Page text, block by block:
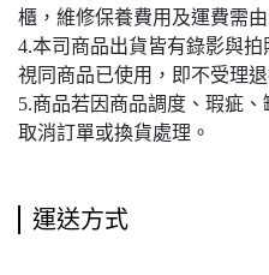
櫃，維修保養費用及運費需
4.本司商品出貨皆有錄影與
視同商品已使用，即不受理退
5.商品若因商品調度、瑕疵
取消訂單或換貨處理。
運送方式